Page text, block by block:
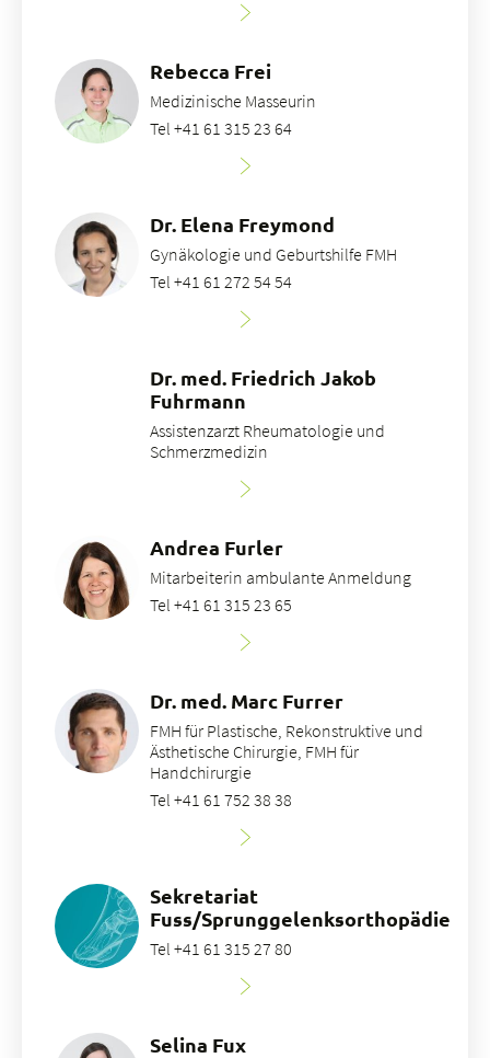
Rebecca Frei
Medizinische Masseurin
Tel +41 61 315 23 64
Dr. Elena Freymond
Gynäkologie und Geburtshilfe FMH
Tel +41 61 272 54 54
Dr. med. Friedrich Jakob
Fuhrmann
Assistenzarzt Rheumatologie und
Schmerzmedizin
Andrea Furler
Mitarbeiterin ambulante Anmeldung
Tel +41 61 315 23 65
Dr. med. Marc Furrer
FMH für Plastische, Rekonstruktive und
Ästhetische Chirurgie, FMH für
Handchirurgie
Tel +41 61 752 38 38
Sekretariat
Fuss/Sprunggelenksorthopädie
Tel +41 61 315 27 80
Selina Fux